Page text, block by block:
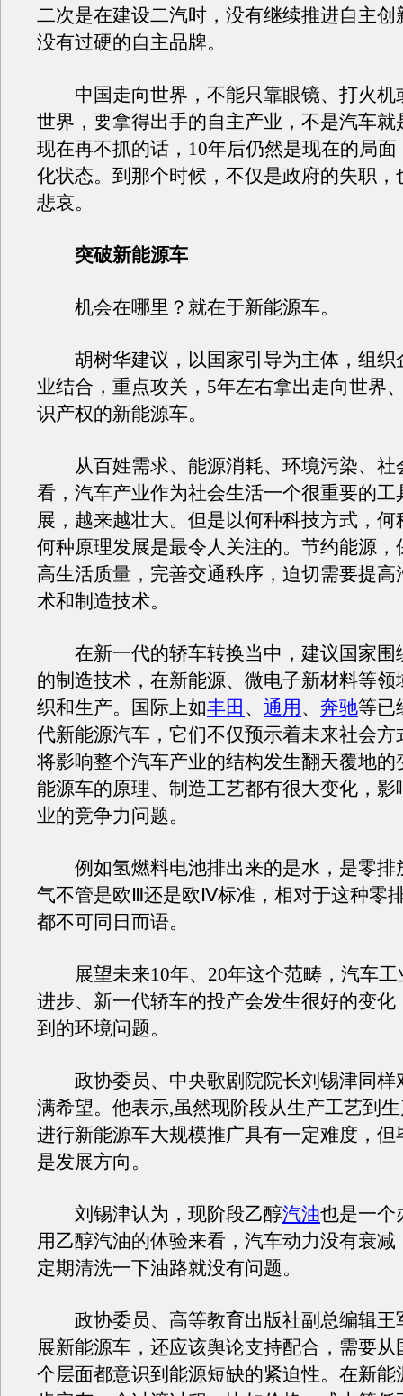
二次是在建设二汽时，没有继续推进自主创
没有过硬的自主品牌。
中国走向世界，不能只靠眼镜、打火机
世界，要拿得出手的自主产业，不是汽车就
现在再不抓的话，10年后仍然是现在的局
化状态。到那个时候，不仅是政府的失职，
悲哀。
突破新能源车
机会在哪里？就在于新能源车。
胡树华建议，以国家引导为主体，组织
业结合，重点攻关，5年左右拿出走向世界
识产权的新能源车。
从百姓需求、能源消耗、环境污染、社
看，汽车产业作为社会生活一个很重要的工
展，越来越壮大。但是以何种科技方式，何
何种原理发展是最令人关注的。节约能源，
高生活质量，完善交通秩序，迫切需要提高
术和制造技术。
在新一代的轿车转换当中，建议国家围
的制造技术，在新能源、微电子新材料等领
织和生产。国际上如丰田 、 通用 、 奔驰等已
代新能源汽车，它们不仅预示着未来社会方
将影响整个汽车产业的结构发生翻天覆地的
能源车的原理、制造工艺都有很大变化，影
业的竞争力问题。
例如氢燃料电池排出来的是水，是零排
气不管是欧Ⅲ还是欧Ⅳ标准，相对于这种零
都不可同日而语。
展望未来10年、20年这个范畴，汽车工
进步、新一代轿车的投产会发生很好的变化
到的环境问题。
政协委员、中央歌剧院院长刘锡津同样
满希望。他表示,虽然现阶段从生产工艺到
进行新能源车大规模推广具有一定难度，但
是发展方向。
刘锡津认为，现阶段乙醇汽油也是一个
用乙醇汽油的体验来看，汽车动力没有衰减
定期清洗一下油路就没有问题。
政协委员、高等教育出版社副总编辑王
展新能源车，还应该舆论支持配合，需要从
个层面都意识到能源短缺的紧迫性。在新能